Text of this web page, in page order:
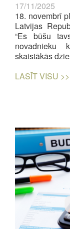
17/11/2025
18. novembrī
Latvijas
“Es būšu
novadnieku
skaistākās
LASĪT VISU >>